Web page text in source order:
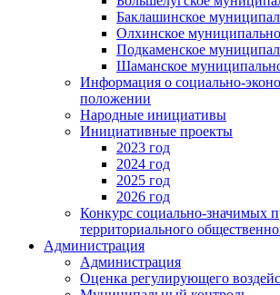
Баклашинское
Олхинское
Подкаменское
Шаманское
Информация о социально-
положении
Народные инициативы
Инициативные проекты
2023 год
2024 год
2025 год
2026 год
Конкурс социально-значимых
территориального
Администрация
Администрация
Оценка регулирующего